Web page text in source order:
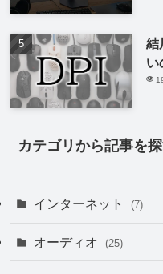
結
い
カテゴリから記事を
インターネット (7)
オーディオ (25)